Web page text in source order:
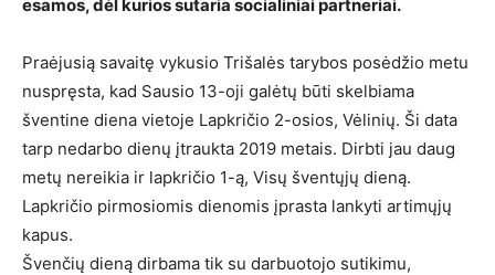
esamos, dėl kurios sutaria socialiniai partneriai.
Praėjusią savaitę vykusio Trišalės tarybos posėdžio metu
nuspręsta, kad Sausio 13-oji galėtų būti skelbiama
šventine diena vietoje Lapkričio 2-osios, Vėlinių. Ši data
tarp nedarbo dienų įtraukta 2019 metais. Dirbti jau daug
metų nereikia ir lapkričio 1-ą, Visų šventųjų dieną.
Lapkričio pirmosiomis dienomis įprasta lankyti artimųjų
kapus.
Švenčių dieną dirbama tik su darbuotojo sutikimu,